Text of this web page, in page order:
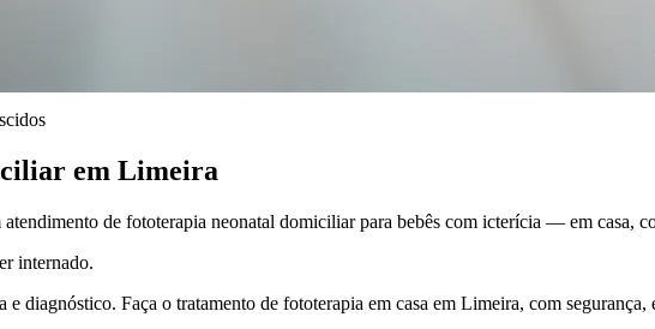
em Limeira
de fototerapia neonatal domiciliar para bebês com icterícia — em casa,
internado.
diagnóstico. Faça o tratamento de fototerapia em casa em Limeira, com segurança,